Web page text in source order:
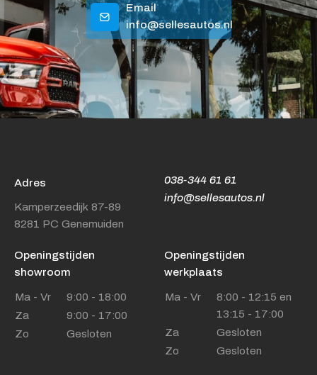
Email
info@sellesautos.nl
038-344 61 61
info@sellesautos.nl
Adres
Kamperzeedijk 87-89
8281 PC Genemuiden
Openingstijden
showroom
Ma - Vr
9:00 - 18:00
Za
9:00 - 17:00
Zo
Gesloten
Openingstijden
werkplaats
Ma - Vr
8:00 - 12:15 en
13:15 - 17:00
Za
Gesloten
Zo
Gesloten